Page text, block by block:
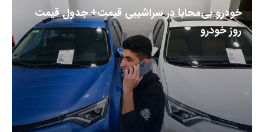
خودرو بی‌محابا در سراشیبی قیمت+ جدول قیمت
روز خودرو